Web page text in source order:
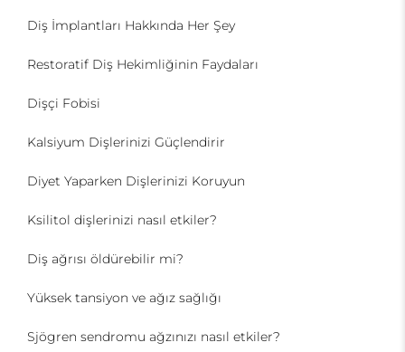
Diş İmplantları Hakkında Her Şey
Restoratif Diş Hekimliğinin Faydaları
Dişçi Fobisi
Kalsiyum Dişlerinizi Güçlendirir
Diyet Yaparken Dişlerinizi Koruyun
Ksilitol dişlerinizi nasıl etkiler?
Diş ağrısı öldürebilir mi?
Yüksek tansiyon ve ağız sağlığı
Sjögren sendromu ağzınızı nasıl etkiler?